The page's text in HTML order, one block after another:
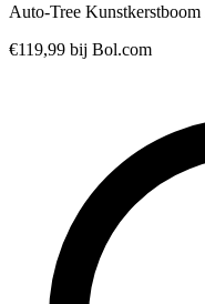
Auto‑Tree
€119,99 bij Bol.com